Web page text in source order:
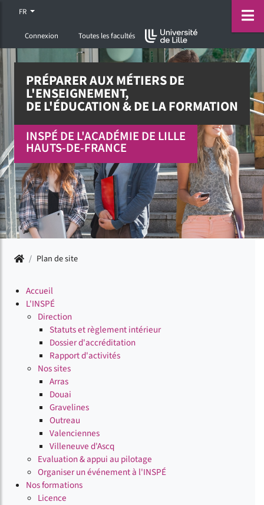
Accéder au menu principal
Accéder à la recherche
Accéder au pied de page
FR
Connexion Toutes les facultés
menu
PRÉPARER AUX MÉTIERS DE
L'ENSEIGNEMENT,
DE L'ÉDUCATION & DE LA FORMATION
INSPÉ DE L'ACADÉMIE DE LILLE
HAUTS-DE-FRANCE
Accueil
/ Plan de site
Accueil
L'INSPÉ
Direction
Statuts et règlement intérieur
Dossier d'accréditation
Rapport d'activités
Nos sites
Arras
Douai
Gravelines
Outreau
Valenciennes
Villeneuve d'Ascq
Evaluation & appui au pilotage
Organiser un événement à l'INSPÉ
Nos formations
Licence